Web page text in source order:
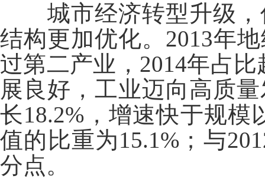
城市经济转型升级
结构更加优化。2013年
过第二产业，2014年占
展良好，工业迈向高质
长18.2%，增速快于规
值的比重为15.1%；与
分点。